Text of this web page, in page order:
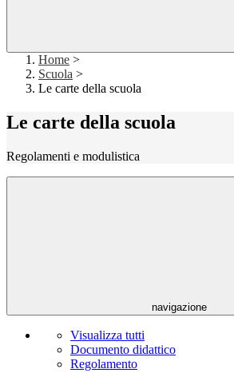
Home >
Scuola >
Le carte della scuola
Le carte della scuola
Regolamenti e modulistica
navigazione
Visualizza tutti
Documento didattico
Regolamento